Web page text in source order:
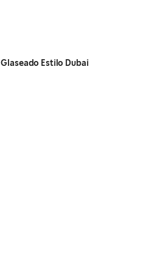
Glaseado Estilo Dubai​